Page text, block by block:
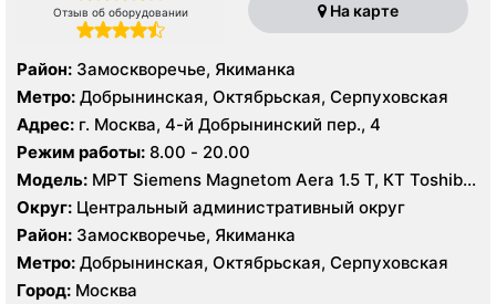
Отзыв об оборудовании На карте
Район: Замоскворечье, Якиманка
Метро: Добрынинская, Октябрьская, Серпуховская
Адрес: г. Москва, 4-й Добрынинский пер., 4
Режим работы: 8.00 - 20.00
Модель: МРТ Siemens Magnetom Aera 1.5 T, КТ Toshiba
Aquilion ONE 640 срезов, УЗИ
Округ: Центральный административный округ
Район: Замоскворечье, Якиманка
Метро: Добрынинская, Октябрьская, Серпуховская
Город: Москва